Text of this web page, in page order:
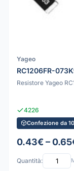
Yageo
RC1206FR-
Resistore Yageo
4226
Confezione da
0.43€ –
Quantità: